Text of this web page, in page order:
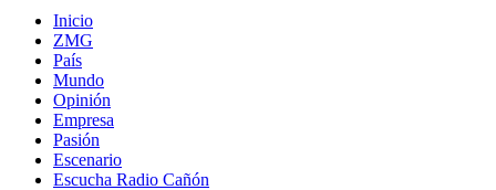
Inicio
ZMG
País
Mundo
Opinión
Empresa
Pasión
Escenario
Escucha Radio Cañón